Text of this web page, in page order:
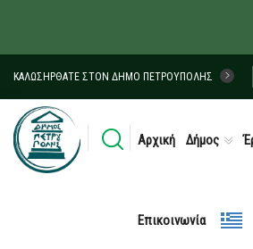
ΚΑΛΩΣΉΡΘΑΤΕ ΣΤΟΝ ΔΉΜΟ ΠΕΤΡΟΎΠΟΛΗΣ
Αρχική Δήμος
Επικοινωνία